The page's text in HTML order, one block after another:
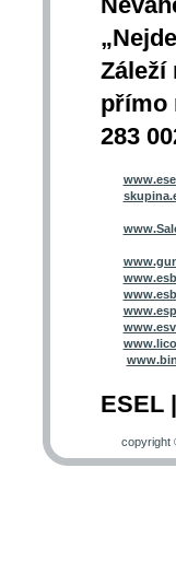
Záleží
přímo
283
ESEL
copyright